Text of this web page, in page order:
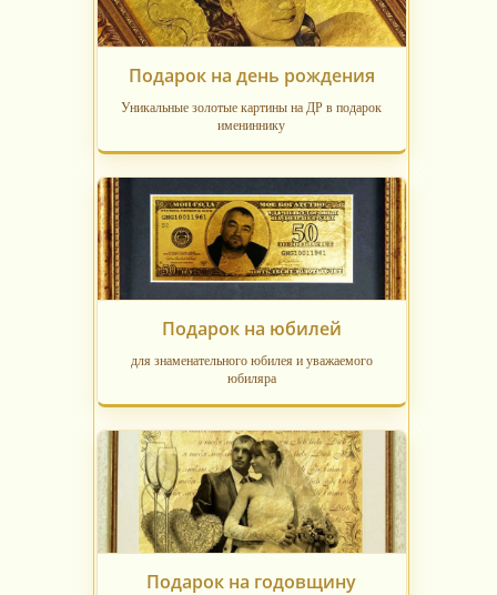
Подарок на день рождения
Уникальные золотые картины на ДР в подарок
имениннику
Подарок на юбилей
для знаменательного юбилея и уважаемого
юбиляра
Подарок на годовщину